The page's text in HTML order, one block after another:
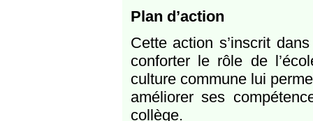
Plan d’action
Cette action s’inscrit
conforter le rôle de
culture commune lui
améliorer ses
collège.